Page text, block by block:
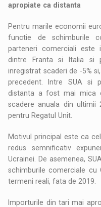
apropiate ca distanta
Pentru marile economii
functie de schimburile
parteneri comerciali este
dintre Franta si Italia si
inregistrat scaderi de -5%
precedent. Intre SUA si
distanta a fost mai mica
scadere anuala din ultimii
pentru Regatul Unit.
Motivul principal este ca
redus semnificativ
Ucrainei. De asemenea,
schimburile comerciale cu
termeni reali, fata de 2019.
Importurile din tari mai